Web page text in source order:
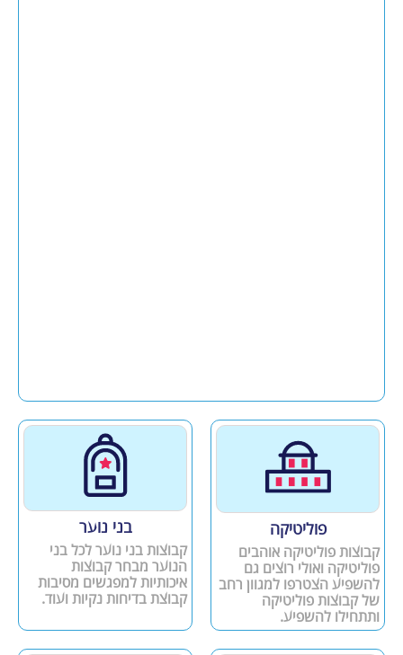
פוליטיקה
קבוצות פוליטיקה אוהבים
פוליטיקה ואולי רוצים גם
להשפיע הצטרפו למגוון רחב
של קבוצות פוליטיקה
ותתחילו להשפיע.
בני נוער
קבוצות בני נוער לכל בני
הנוער מבחר קבוצות
איכותיות למפגשים מסיבות
קבוצת בדיחות נקיות ועוד.